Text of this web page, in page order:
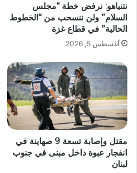
نتنياهو: نرفض خطة “مجلس
السلام” ولن ننسحب من “الخطوط
الحالية” في قطاع غزة
أغسطس 5, 2026
مقتل وإصابة تسعة 9 صهاينة في
انفجار عبوة داخل مبنى في جنوب
لبنان